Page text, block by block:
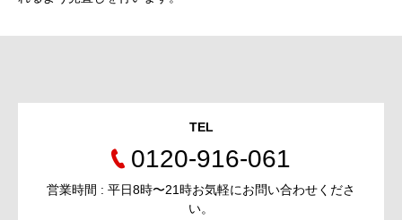
TEL
0120-916-061
営業時間 : 平日8時〜21時お気軽にお問い合わせくださ
い。